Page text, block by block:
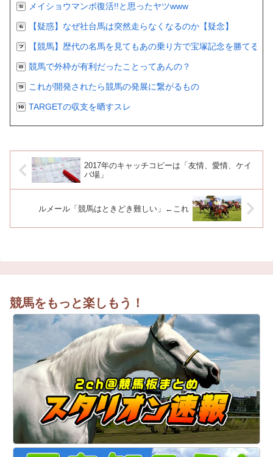
メイショウマンボ復活!!と思ったヤツwww
【疑惑】なぜ社台馬は突然走らなくなるのか【疑念】
【競馬】歴代の名馬を見てもあの乗り方で宝塚記念を勝てる
競馬で外枠が有利だったことってあんの？
これが開発されたら競馬の発展に繋がるもの
TARGETの収支を晒すスレ
2017年のキャッチコピーは「友情、愛情、ケイ
バ場」
ルメール「競馬はときどき難しい」←これ
競馬をもっと楽しもう！